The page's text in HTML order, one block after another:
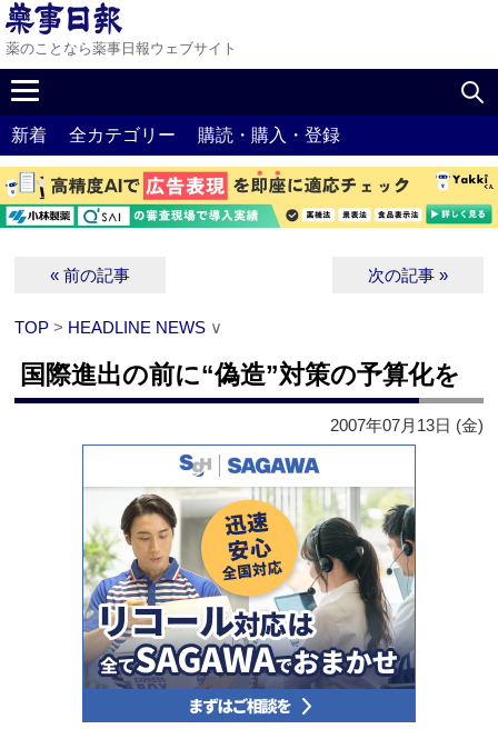
薬のことなら薬事日報ウェブサイト
新着 全カテゴリー 購読・購入・登録
« 前の記事 次の記事 »
TOP > HEADLINE NEWS ∨
国際進出の前に“偽造”対策の予算化を
2007年07月13日 (金)